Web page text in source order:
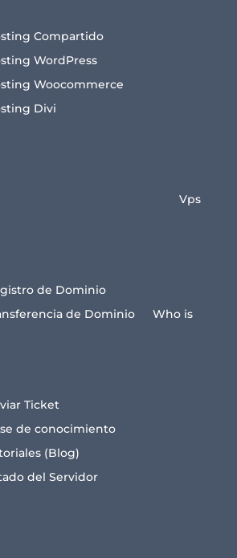
Compartido
WordPress
Woocommerce
Divi
Vps
de Dominio
de Dominio
Who is
Ticket
de conocimiento
(Blog)
del Servidor